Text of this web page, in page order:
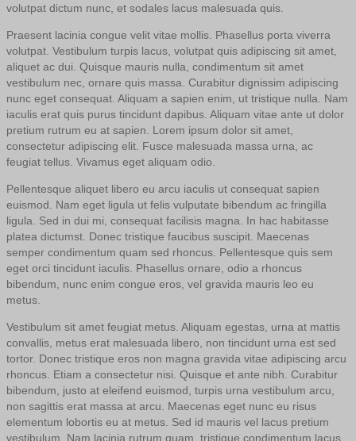
volutpat dictum nunc, et sodales lacus malesuada quis.
Praesent lacinia congue velit vitae mollis. Phasellus porta viverra
volutpat. Vestibulum turpis lacus, volutpat quis adipiscing sit amet,
aliquet ac dui. Quisque mauris nulla, condimentum sit amet
vestibulum nec, ornare quis massa. Curabitur dignissim adipiscing
nunc eget consequat. Aliquam a sapien enim, ut tristique nulla. Nam
iaculis erat quis purus tincidunt dapibus. Aliquam vitae ante ut dolor
pretium rutrum eu at sapien. Lorem ipsum dolor sit amet,
consectetur adipiscing elit. Fusce malesuada massa urna, ac
feugiat tellus. Vivamus eget aliquam odio.
Pellentesque aliquet libero eu arcu iaculis ut consequat sapien
euismod. Nam eget ligula ut felis vulputate bibendum ac fringilla
ligula. Sed in dui mi, consequat facilisis magna. In hac habitasse
platea dictumst. Donec tristique faucibus suscipit. Maecenas
semper condimentum quam sed rhoncus. Pellentesque quis sem
eget orci tincidunt iaculis. Phasellus ornare, odio a rhoncus
bibendum, nunc enim congue eros, vel gravida mauris leo eu
metus.
Vestibulum sit amet feugiat metus. Aliquam egestas, urna at mattis
convallis, metus erat malesuada libero, non tincidunt urna est sed
tortor. Donec tristique eros non magna gravida vitae adipiscing arcu
rhoncus. Etiam a consectetur nisi. Quisque et ante nibh. Curabitur
bibendum, justo at eleifend euismod, turpis urna vestibulum arcu,
non sagittis erat massa at arcu. Maecenas eget nunc eu risus
elementum lobortis eu at metus. Sed id mauris vel lacus pretium
vestibulum. Nam lacinia rutrum quam, tristique condimentum lacus